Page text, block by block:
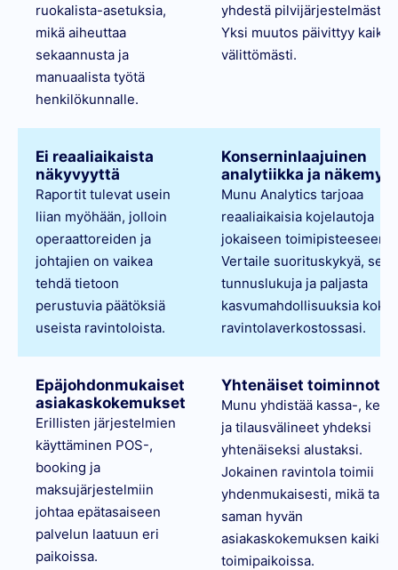
ruokalista-asetuksia,
mikä aiheuttaa
sekaannusta ja
manuaalista työtä
henkilökunnalle.
yhdestä pilvijärjestelmästä.
Yksi muutos päivittyy
välittömästi.
Ei reaaliaikaista
näkyvyyttä
Raportit tulevat usein
liian myöhään, jolloin
operaattoreiden ja
johtajien on vaikea
tehdä tietoon
perustuvia päätöksiä
useista ravintoloista.
Konserninlaajuinen
analytiikka ja
Munu Analytics tarjoaa
reaaliaikaisia kojelautoja
jokaiseen toimipisteeseen.
Vertaile suorituskykyä,
tunnuslukuja ja paljasta
kasvumahdollisuuksia koko
ravintolaverkostossasi.
Epäjohdonmukaiset
asiakaskokemukset
Erillisten järjestelmien
käyttäminen POS-,
booking ja
maksujärjestelmiin
johtaa epätasaiseen
palvelun laatuun eri
paikoissa.
Yhtenäiset toiminnot
Munu yhdistää kassa-,
ja tilausvälineet yhdeksi
yhtenäiseksi alustaksi.
Jokainen ravintola toimii
yhdenmukaisesti, mikä
saman hyvän
asiakaskokemuksen
toimipaikoissa.